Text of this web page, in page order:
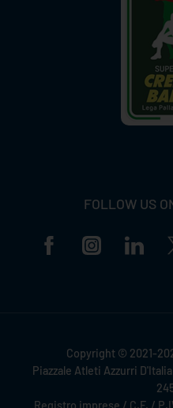
FOLLOW US
Copyright © 2021-
Piazzale Atleti Azzurri
Registro imprese / C.F. /